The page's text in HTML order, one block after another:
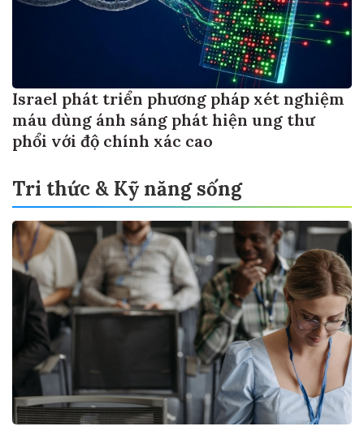
Israel phát triển phương pháp xét nghiệm
máu dùng ánh sáng phát hiện ung thư
phổi với độ chính xác cao
Tri thức & Kỹ năng sống